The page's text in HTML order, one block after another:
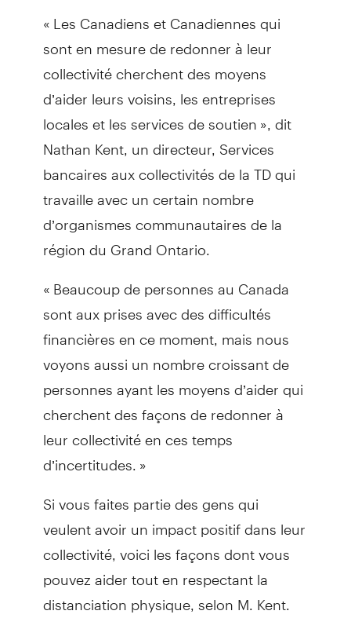
« Les Canadiens et Canadiennes qui
sont en mesure de redonner à leur
collectivité cherchent des moyens
d’aider leurs voisins, les entreprises
locales et les services de soutien », dit
Nathan Kent, un directeur, Services
bancaires aux collectivités de la TD qui
travaille avec un certain nombre
d’organismes communautaires de la
région du Grand Ontario.
« Beaucoup de personnes au Canada
sont aux prises avec des difficultés
financières en ce moment, mais nous
voyons aussi un nombre croissant de
personnes ayant les moyens d’aider qui
cherchent des façons de redonner à
leur collectivité en ces temps
d’incertitudes. »
Si vous faites partie des gens qui
veulent avoir un impact positif dans leur
collectivité, voici les façons dont vous
pouvez aider tout en respectant la
distanciation physique, selon M. Kent.